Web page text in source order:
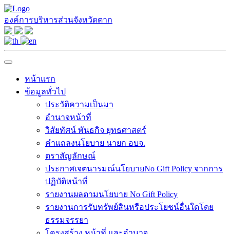
องค์การบริหารส่วนจังหวัดตาก
หน้าแรก
ข้อมูลทั่วไป
ประวัติความเป็นมา
อำนาจหน้าที่
วิสัยทัศน์ พันธกิจ ยุทธศาสตร์
คำแถลงนโยบาย นายก อบจ.
ตราสัญลักษณ์
ประกาศเจตนารมณ์นโยบายNo Gift Policy จากการ
ปฏิบัติหน้าที่
รายงานผลตามนโยบาย No Gift Policy
รายงานการรับทรัพย์สินหรือประโยชน์อื่นใดโดย
ธรรมจรรยา